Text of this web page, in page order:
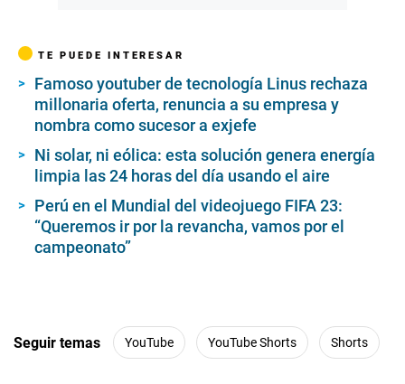
TE PUEDE INTERESAR
Famoso youtuber de tecnología Linus rechaza
millonaria oferta, renuncia a su empresa y
nombra como sucesor a exjefe
Ni solar, ni eólica: esta solución genera energía
limpia las 24 horas del día usando el aire
Perú en el Mundial del videojuego FIFA 23:
“Queremos ir por la revancha, vamos por el
campeonato”
Seguir temas YouTube YouTube Shorts Shorts